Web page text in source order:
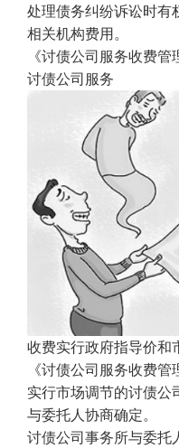
处理债务纠纷诉讼时有
相关机构费用。
《讨债公司服务收费
讨债公司服务
收费实行政府指导价和
《讨债公司服务收费
实行市场调节的讨债公
与委托人协商确定。
讨债公司事务所与委托